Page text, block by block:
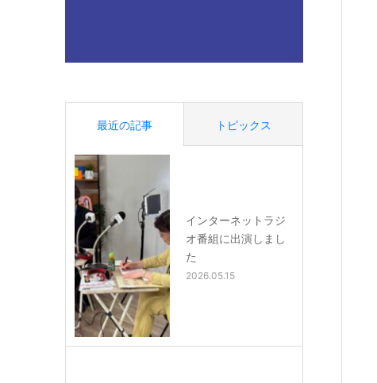
最近の記事 トピックス
インターネットラジ
オ番組に出演しまし
た
2026.05.15